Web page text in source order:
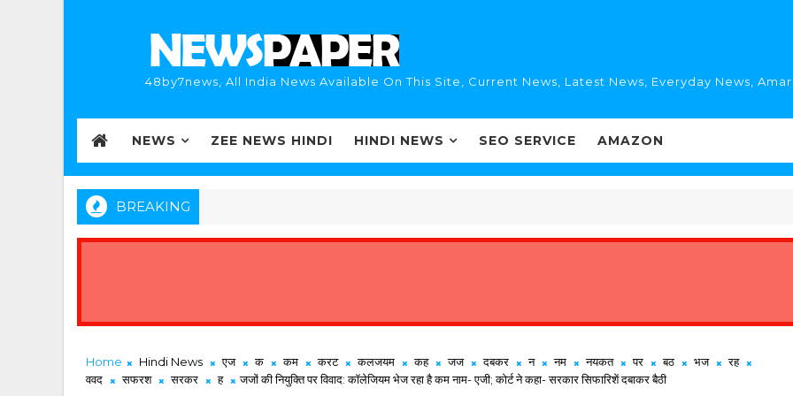
48by7news, All India News Available On This Site, Current News, Latest News, Everyday News,
NEWS ZEE NEWS HINDI HINDI NEWS SEO SERVICE AMAZON
BREAKING
Home Hindi News एज क कम करट कलजयम कह जज दबकर न नम नयकत पर बठ भज
रह
ववद
सफरश सरकर ह जजों की नियुक्ति पर विवाद: कॉलेजियम भेज रहा है कम नाम- एजी; कोर्ट ने कहा- सरकार सिफारिशें दबाकर बैठी